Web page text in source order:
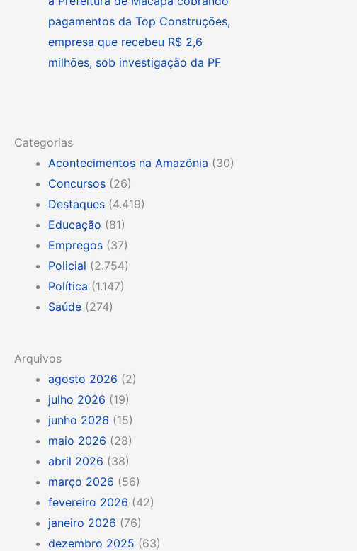
pagamentos da Top Construções,
empresa que recebeu R$ 2,6
milhões, sob investigação da PF
Categorias
Acontecimentos na Amazônia (30)
Concursos (26)
Destaques (4.419)
Educação (81)
Empregos (37)
Policial (2.754)
Política (1.147)
Saúde (274)
Arquivos
agosto 2026 (2)
julho 2026 (19)
junho 2026 (15)
maio 2026 (28)
abril 2026 (38)
março 2026 (56)
fevereiro 2026 (42)
janeiro 2026 (76)
dezembro 2025 (63)